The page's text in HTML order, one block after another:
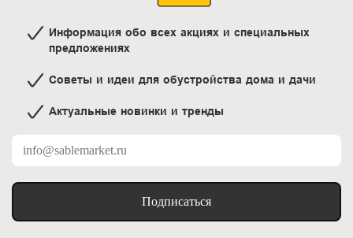
Информация обо всех акциях и специальных
предложениях
Советы и идеи для обустройства дома и дачи
Актуальные новинки и тренды
Подписаться